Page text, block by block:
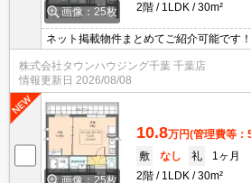
画像：25枚
2階
1LDK 30m²
ネット掲載物件まとめてご紹介可能です
ウジング】にお任せください！※オンラ
は事前にご相談ください。
株式会社タウンハウジング千葉 千葉店
情報更新日 2026/08/08
画像：25枚
10.8万円(管理費等：
敷
なし 礼
1ヶ月
2階
1LDK 30m²